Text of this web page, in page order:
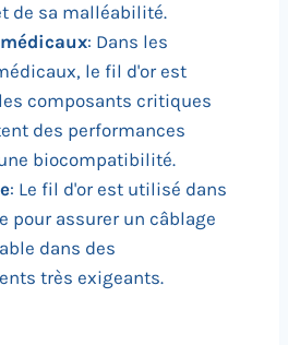
de sa malléabilité.
: Dans les
le fil d'or est
composants critiques
des performances
biocompatibilité.
: Le fil d'or est utilisé dans
pour assurer un câblage
dans des
très exigeants.